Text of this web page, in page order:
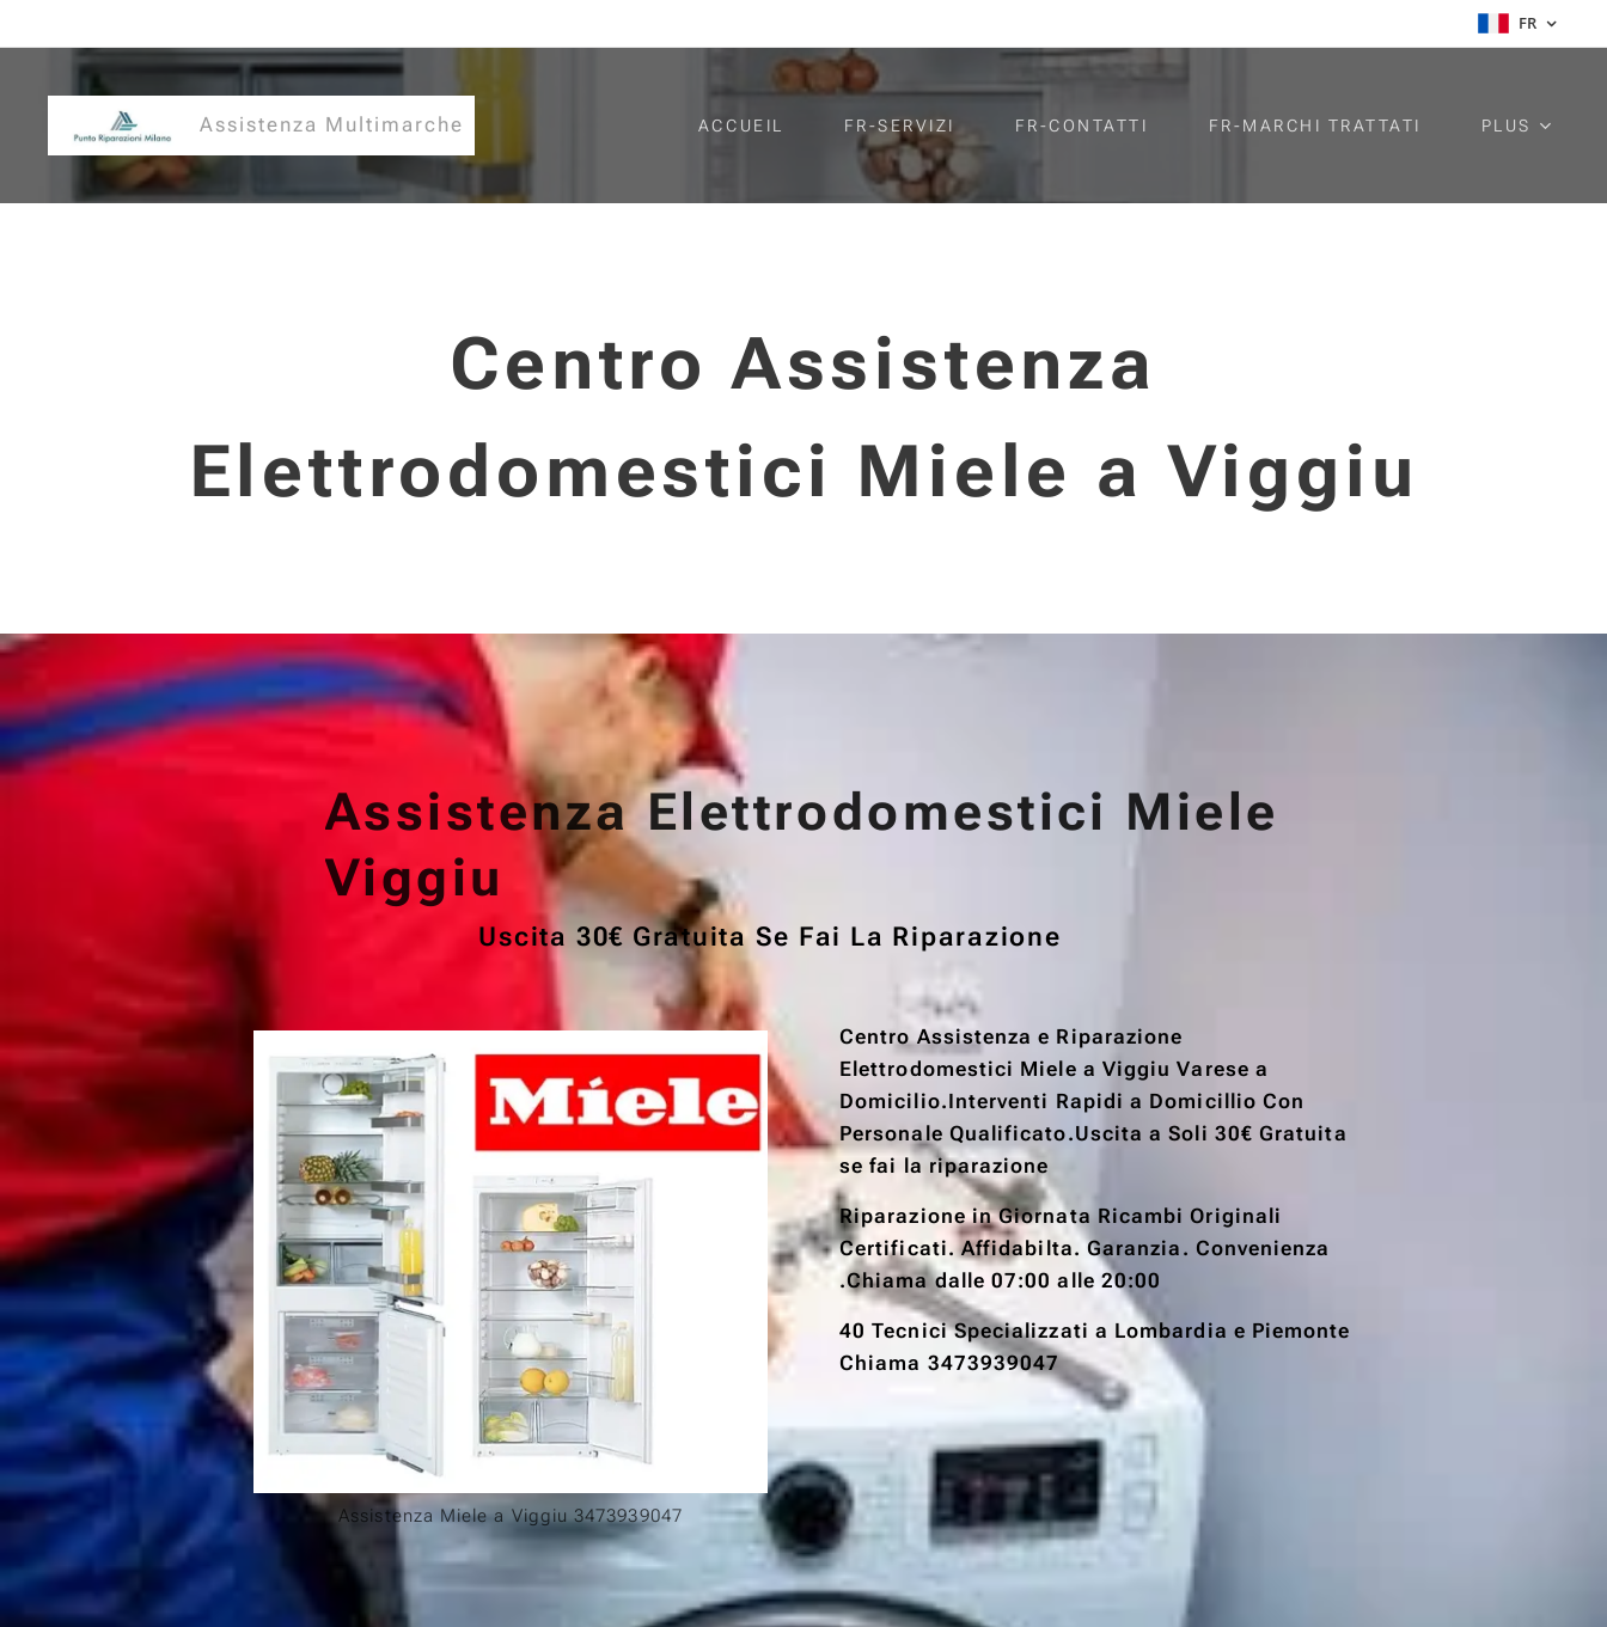
FR
Assistenza Multimarche ACCUEIL FR-SERVIZI FR-CONTATTI FR-MARCHI TRATTATI PLUS
Centro Assistenza
Elettrodomestici Miele a Viggiu
Assistenza Elettrodomestici Miele
Viggiu
Uscita 30€ Gratuita Se Fai La Riparazione
Assistenza Miele a Viggiu 3473939047
Centro Assistenza e Riparazione
Elettrodomestici Miele a Viggiu Varese a
Domicilio.Interventi Rapidi a Domicillio Con
Personale Qualificato.Uscita a Soli 30€ Gratuita
se fai la riparazione
Riparazione in Giornata Ricambi Originali
Certificati. Affidabilta. Garanzia. Convenienza
.Chiama dalle 07:00 alle 20:00
40 Tecnici Specializzati a Lombardia e Piemonte
Chiama 3473939047